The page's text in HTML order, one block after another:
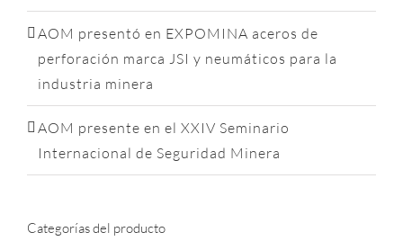
AOM presentó en EXPOMINA aceros de
perforación marca JSI y neumáticos para la
industria minera
AOM presente en el XXIV Seminario
Internacional de Seguridad Minera
Categorías del producto